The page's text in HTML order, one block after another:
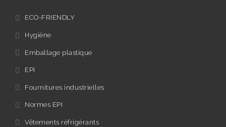
ECO-FRIENDLY
Hygiène
Emballage plastique
EPI
Fournitures industrielles
Normes EPI
Vêtements réfrigérants